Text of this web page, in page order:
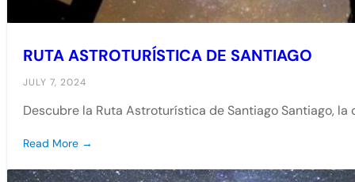
RUTA ASTROTURÍSTICA DE SANTIAGO
JULY 7, 2024
Descubre la Ruta Astroturística de Santiago Santiago, la
Read More →